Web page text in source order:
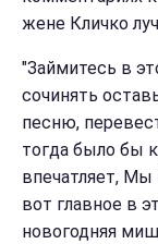
жене Кличко
"Займитесь в
сочинять
песню,
тогда было бы
впечатляет,
вот главное в
новогодняя